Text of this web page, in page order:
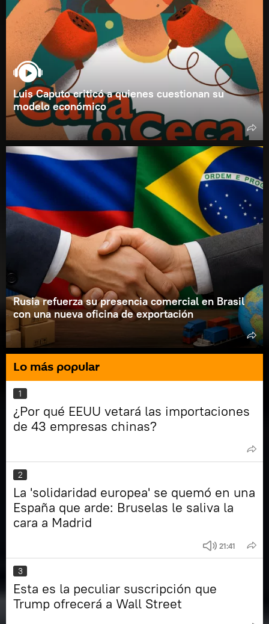
Luis Caputo criticó a quienes cuestionan su
modelo económico
Rusia refuerza su presencia comercial en Brasil
con una nueva oficina de exportación
Lo más popular
1
¿Por qué EEUU vetará las importaciones
de 43 empresas chinas?
2
La 'solidaridad europea' se quemó en una
España que arde: Bruselas le saliva la
cara a Madrid
21:41
3
Esta es la peculiar suscripción que
Trump ofrecerá a Wall Street